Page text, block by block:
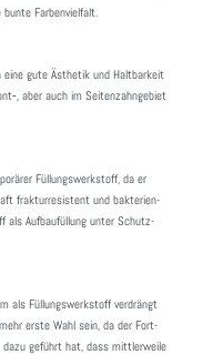
Farben­viel­falt.
eine gute Ästhetik und Halt­bar­keit
aber auch im Seiten­zahn­ge­biet
Füllungs­werk­stoff, da er
frak­tur­re­sis­tent und bakte­ri­en­
als Aufbau­fül­lung unter Schutz­
als Füllungs­werk­stoff verdrängt
erste Wahl sein, da der Fort­
geführt hat, dass mitt­ler­weile